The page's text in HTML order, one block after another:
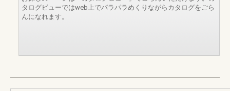
タログビューではweb上でパラパラめくりながらカタログをごら
んになれます。